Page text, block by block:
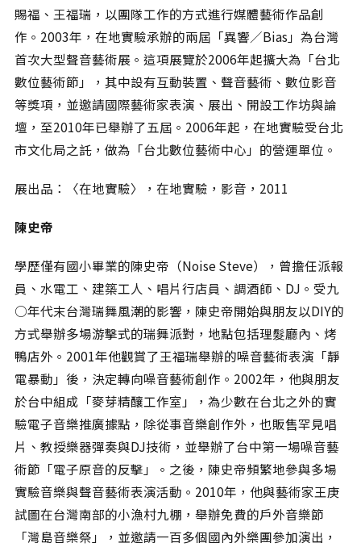
賜福、王福瑞，以團隊工作的方式進行媒體藝術作品創
作。2003年，在地實驗承辦的兩屆「異響∕Bias」為台灣
首次大型聲音藝術展。這項展覽於2006年起擴大為「台北
數位藝術節」，其中設有互動裝置、聲音藝術、數位影音
等獎項，並邀請國際藝術家表演、展出、開設工作坊與論
壇，至2010年已舉辦了五屆。2006年起，在地實驗受台北
市文化局之託，做為「台北數位藝術中心」的營運單位。
展出品：〈在地實驗〉，在地實驗，影音，2011
陳史帝
學歷僅有國小畢業的陳史帝（Noise Steve），曾擔任派報
員、水電工、建築工人、唱片行店員、調酒師、DJ。受九
○年代末台灣瑞舞風潮的影響，陳史帝開始與朋友以DIY的
方式舉辦多場游擊式的瑞舞派對，地點包括理髮廳內、烤
鴨店外。2001年他觀賞了王福瑞舉辦的噪音藝術表演「靜
電暴動」後，決定轉向噪音藝術創作。2002年，他與朋友
於台中組成「麥芽精釀工作室」，為少數在台北之外的實
驗電子音樂推廣據點，除從事音樂創作外，也販售罕見唱
片、教授樂器彈奏與DJ技術，並舉辦了台中第一場噪音藝
術節「電子原音的反擊」。之後，陳史帝頻繁地參與多場
實驗音樂與聲音藝術表演活動。2010年，他與藝術家王庚
試圖在台灣南部的小漁村九棚，舉辦免費的戶外音樂節
「灣島音樂祭」，並邀請一百多個國內外樂團參加演出，